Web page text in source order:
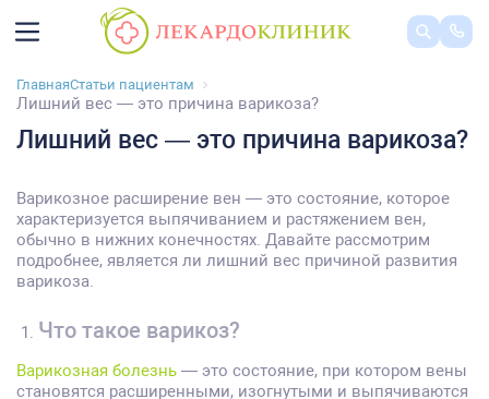
ГлавнаяСтатьи пациентам
Лишний вес — это причина варикоза?
Лишний вес — это причина варикоза?
Варикозное расширение вен — это состояние, которое
характеризуется выпячиванием и растяжением вен,
обычно в нижних конечностях. Давайте рассмотрим
подробнее, является ли лишний вес причиной развития
варикоза.
Что такое варикоз?
Варикозная болезнь — это состояние, при котором вены
становятся расширенными, изогнутыми и выпячиваются